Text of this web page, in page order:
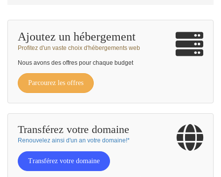
Ajoutez un hébergement
Profitez d'un vaste choix d'hébergements web
Nous avons des offres pour chaque budget
Parcourez les offres
Transférez votre domaine
Renouvelez ainsi d'un an votre domaine!*
Transférez votre domaine